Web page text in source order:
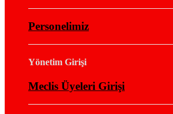
Personelimiz
Yönetim Girişi
Meclis Üyeleri Girişi